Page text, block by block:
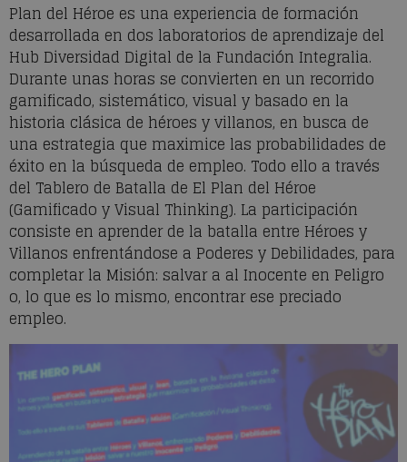
Plan del Héroe es una experiencia de formación
desarrollada en dos laboratorios de aprendizaje del
Hub Diversidad Digital de la Fundación Integralia.
Durante unas horas se convierten en un recorrido
gamificado, sistemático, visual y basado en la
historia clásica de héroes y villanos, en busca de
una estrategia que maximice las probabilidades de
éxito en la búsqueda de empleo. Todo ello a través
del Tablero de Batalla de El Plan del Héroe
(Gamificado y Visual Thinking). La participación
consiste en aprender de la batalla entre Héroes y
Villanos enfrentándose a Poderes y Debilidades, para
completar la Misión: salvar a al Inocente en Peligro
o, lo que es lo mismo, encontrar ese preciado
empleo.